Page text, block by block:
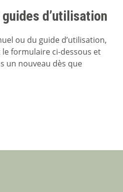
d’utilisation
ou du guide d’utilisation,
formulaire ci-dessous et
un nouveau dès que